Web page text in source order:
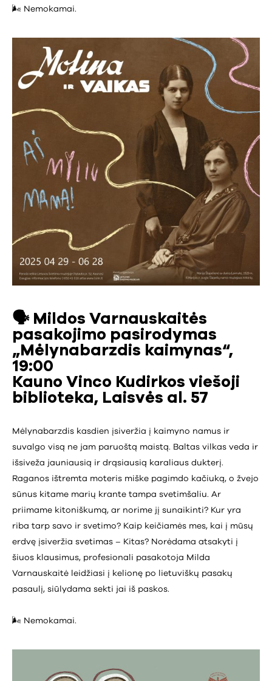
🌬️ Nemokamai.
🗣️ Mildos Varnauskaitės
pasakojimo pasirodymas
„Mėlynabarzdis kaimynas“,
19:00
Kauno Vinco Kudirkos viešoji
biblioteka, Laisvės al. 57
Mėlynabarzdis kasdien įsiveržia į kaimyno namus ir
suvalgo visą ne jam paruoštą maistą. Baltas vilkas veda ir
išsiveža jauniausią ir drąsiausią karaliaus dukterį.
Raganos ištremta moteris miške pagimdo kačiuką, o žvejo
sūnus kitame marių krante tampa svetimšaliu. Ar
priimame kitoniškumą, ar norime jį sunaikinti? Kur yra
riba tarp savo ir svetimo? Kaip keičiamės mes, kai į mūsų
erdvę įsiveržia svetimas – Kitas? Norėdama atsakyti į
šiuos klausimus, profesionali pasakotoja Milda
Varnauskaitė leidžiasi į kelionę po lietuviškų pasakų
pasaulį, siūlydama sekti jai iš paskos.
🌬️ Nemokamai.